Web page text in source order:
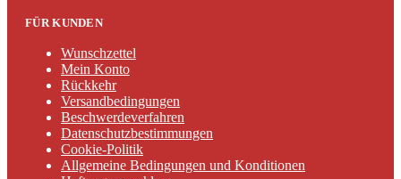
FÜR KUNDEN
Wunschzettel
Mein Konto
Rückkehr
Versandbedingungen
Beschwerdeverfahren
Datenschutzbestimmungen
Cookie-Politik
Allgemeine Bedingungen und Konditionen